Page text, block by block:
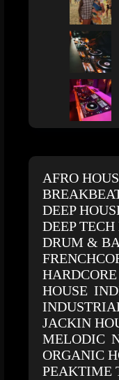
AFRO
DEEP
DEEP
DRUM &
HARDCORE
HOUSE
JACKIN
MELODIC
ORGANIC
PEAKTIME